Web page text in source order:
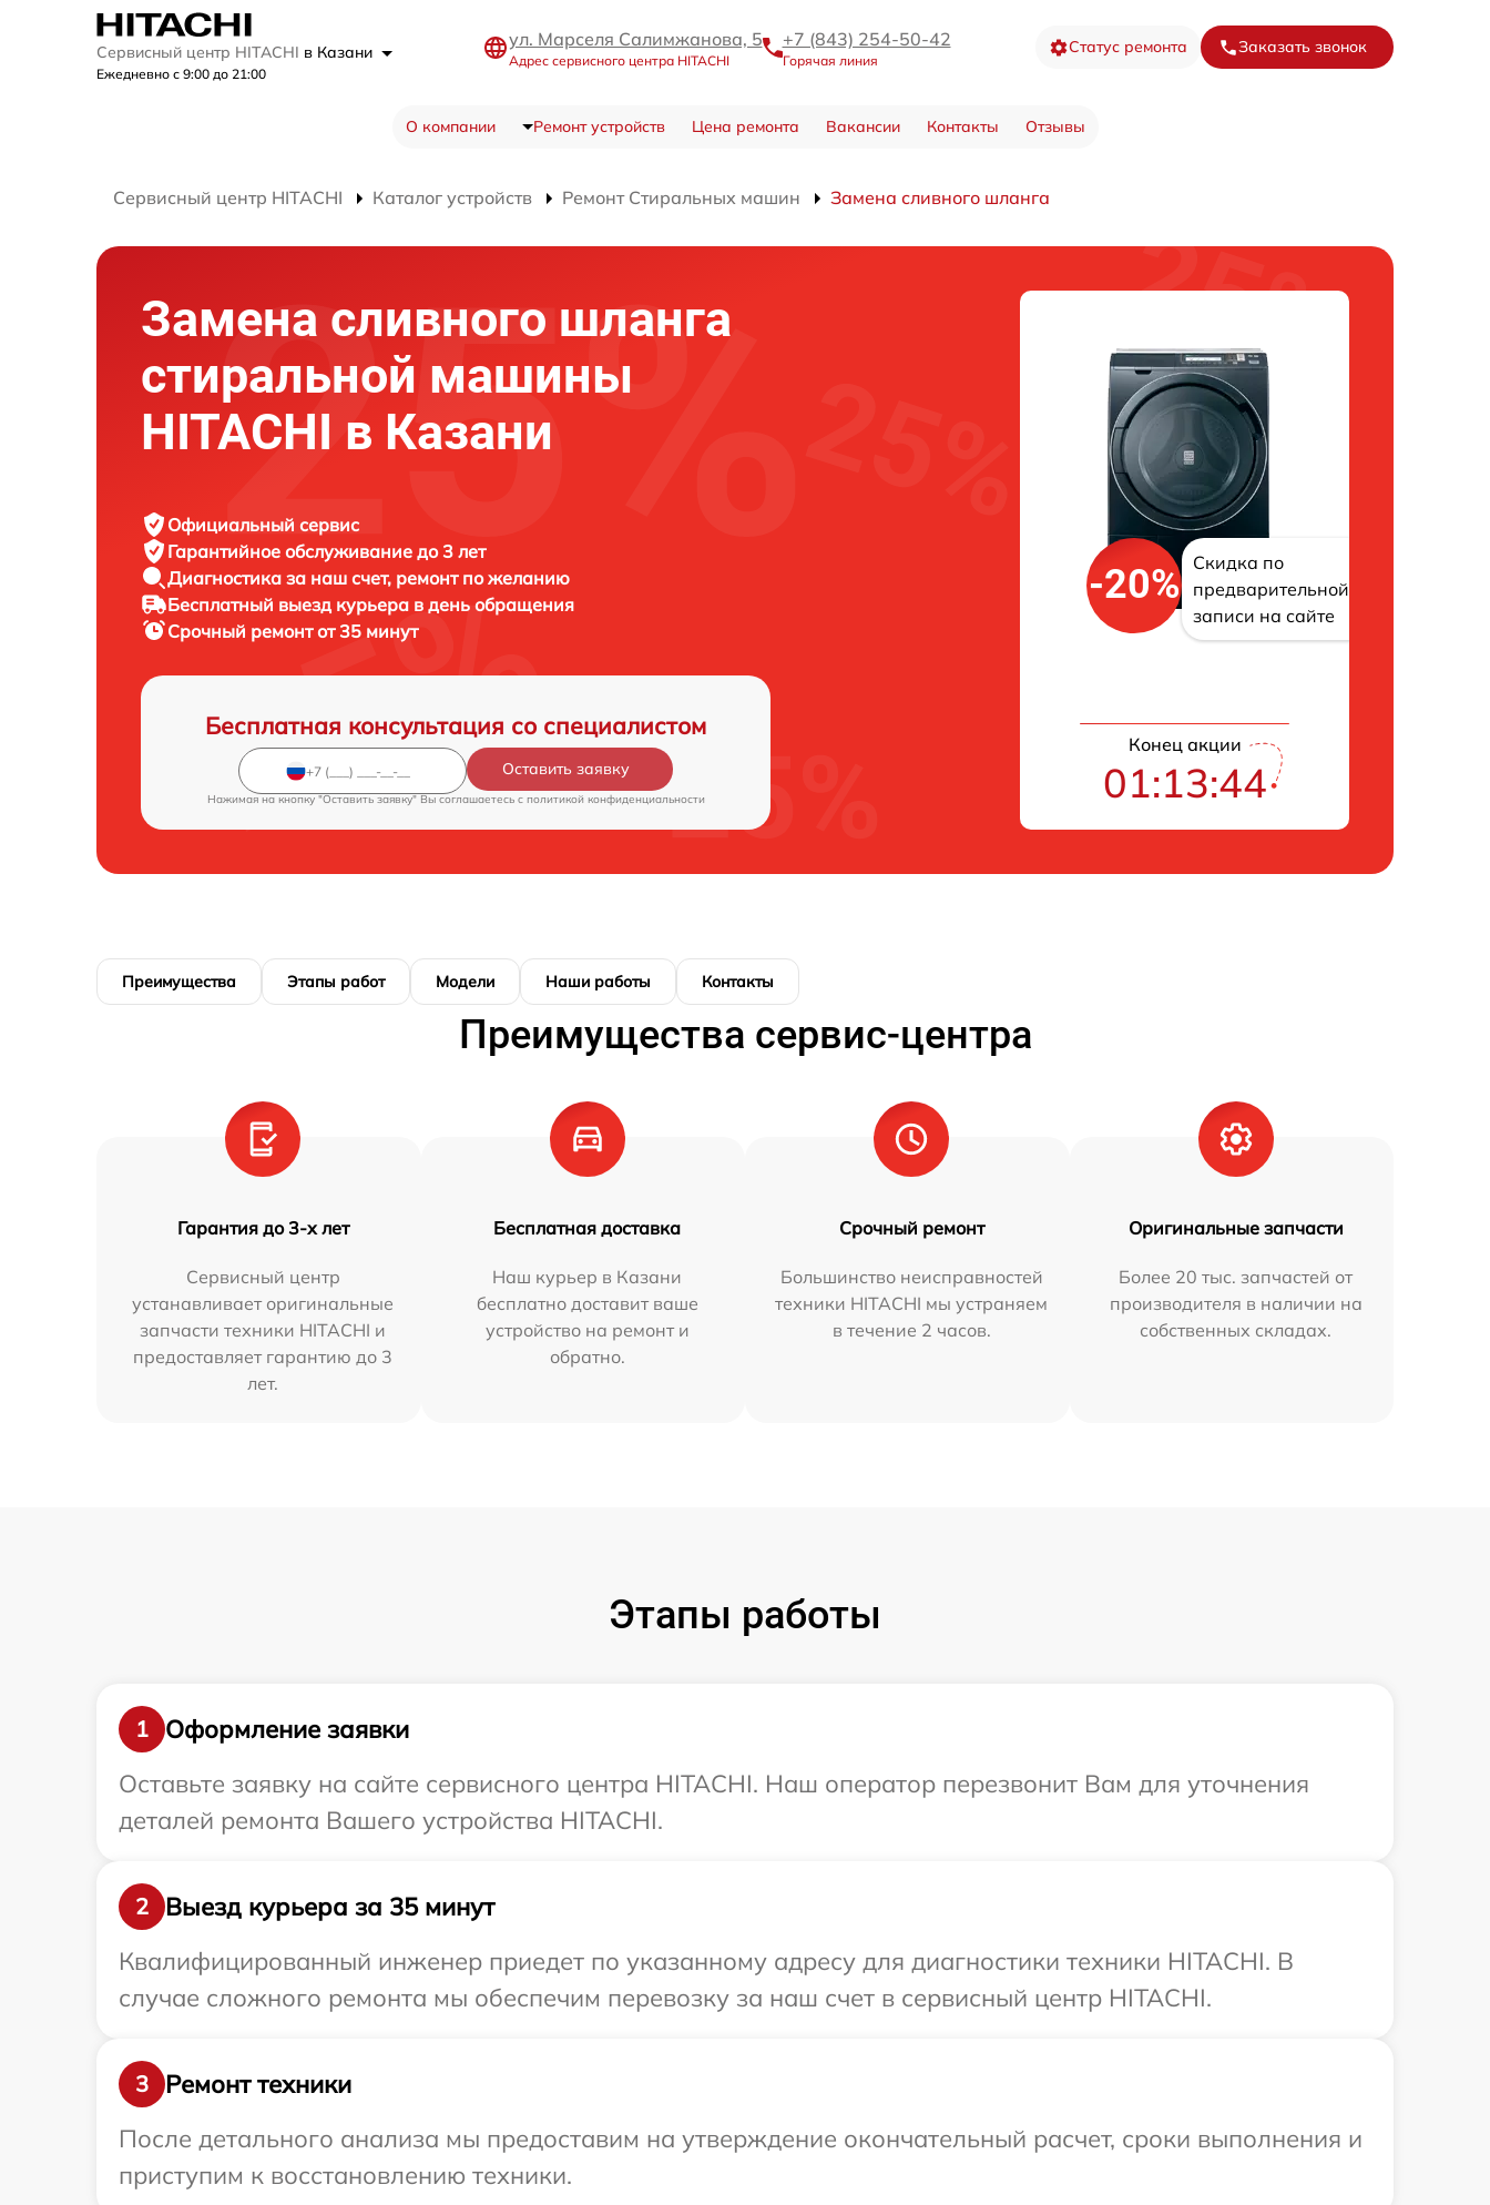
Сервисный центр HITACHI в Казани
Ежедневно с 9:00 до 21:00
ул. Марселя Салимжанова, 5
Адрес сервисного центра HITACHI
+7 (843) 254-50-42
Горячая линия
Статус ремонта Заказать звонок
О компании Ремонт устройств Цена ремонта Вакансии Контакты Отзывы
Сервисный центр HITACHI Каталог устройств Ремонт Стиральных машин Замена сливного шланга
Замена сливного шланга
стиральной машины
HITACHI в Казани
Официальный сервис
Гарантийное обслуживание до 3 лет
Диагностика за наш счет, ремонт по желанию
Бесплатный выезд курьера в день обращения
Срочный ремонтот 35 минут
Бесплатная консультация со специалистом
Оставить заявку
Нажимая на кнопку "Оставить заявку" Вы соглашаетесь c политикой конфиденциальности
-20%
Скидка по
предварительной
записи на сайте
Конец акции
01:13:43
Преимущества Этапы работ Модели Наши работы Контакты
Преимущества сервис-центра
Гарантия до 3-х лет
Сервисный центр
устанавливает оригинальные
запчасти техники HITACHI и
предоставляет гарантию до 3
лет.
Бесплатная доставка
Наш курьер в Казани
бесплатно доставит ваше
устройство на ремонт и
обратно.
Срочный ремонт
Большинство неисправностей
техники HITACHI мы устраняем
в течение 2 часов.
Оригинальные запчасти
Более 20 тыс. запчастей от
производителя в наличии на
собственных складах.
Этапы работы
1
Оформление заявки
Оставьте заявку на сайте сервисного центра HITACHI. Наш оператор перезвонит Вам для уточнения
деталей ремонта Вашего устройства HITACHI.
2
Выезд курьера за 35 минут
Квалифицированный инженер приедет по указанному адресу для диагностики техники HITACHI. В
случае сложного ремонта мы обеспечим перевозку за наш счет в сервисный центр HITACHI.
3
Ремонт техники
После детального анализа мы предоставим на утверждение окончательный расчет, сроки выполнения и
приступим к восстановлению техники.